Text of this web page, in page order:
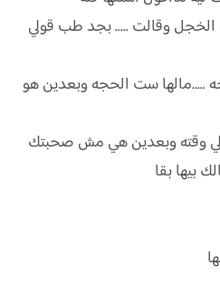
وقالت ..... بجد طب قولي
وشها اتبدل 180 درجه .....مالها ست الحجه وبعدين هو
وقته وبعدين هي مش صحبتك
بيها بقا